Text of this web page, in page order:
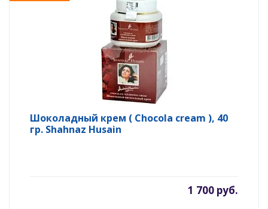
Шоколадный крем ( Chocola cream ), 40
гр. Shahnaz Husain
1 700 руб.